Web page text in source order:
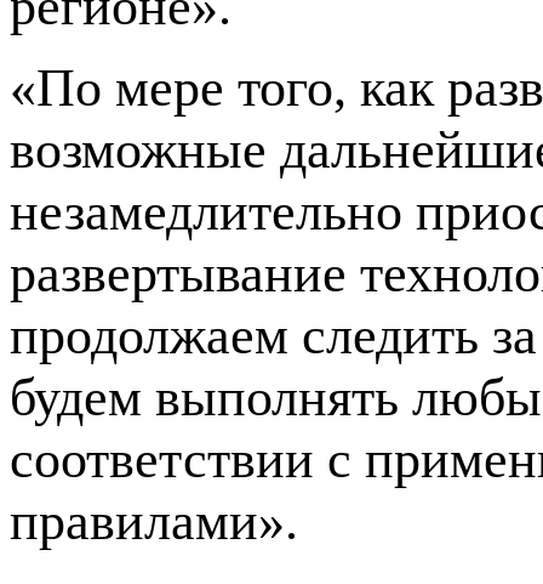
«По мере того, как
возможные
незамедлительно
развертывание
продолжаем следить
будем выполнять
соответствии с
правилами».